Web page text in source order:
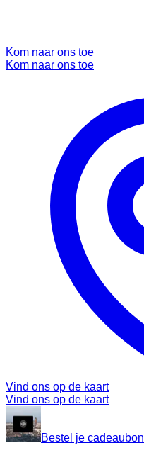
Kom naar ons toe
Kom naar ons toe
Vind ons op de kaart
Vind ons op de kaart
Bestel je cadeaubon